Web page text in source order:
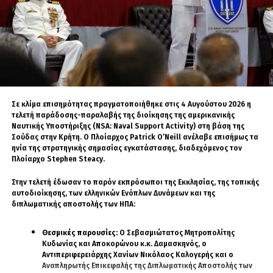
αδυναμία. Θα αξιοποιήσει λοιπόν η Τουρκία
αυτή την αμυντική αδυναμία της Ευρώπης
ώστε μέσω της δικής της παρουσίας να γίνει
ένα είδος ηγέτη όλου αυτού του συστήματος
που λέγεται Ευρωπαϊκή Άμυνα.
σθεναρή αντίσταση, διότι η Τουρκία, που
ετοιμάζεται να γίνει μέρος της Ευρωπαϊκής
Άμυνας, αυτήν τη στιγμή προβάλλει απειλή
πολέμου εψηφισμένη από την Τουρκική
Εθνοσυνέλευση, casus belli, έναντι χώρας
μέλους της Ευρωπαϊκής Ένωσης, της Ελλάδος.
Ταυτόχρονα κατέχει παράνομα το ένα τρίτο
του εδάφους ενός κράτους επίσης μέλους της
Αν οι ευρωπαϊκές χώρες προχωρήσουν στην
αποδοχή της τουρκικής συμμετοχής θα έχουν
Σε κλίμα επισημότητας πραγματοποιήθηκε στις 4 Αυγούστου 2026 η
τελετή παράδοσης-παραλαβής της διοίκησης της αμερικανικής
Ναυτικής Υποστήριξης (NSA: Naval Support Activity) στη βάση της
Σούδας στην Κρήτη. Ο Πλοίαρχος Patrick O’Neill ανέλαβε επισήμως τα
ηνία της στρατηγικής σημασίας εγκατάστασης, διαδεχόμενος τον
Πλοίαρχο Stephen Steacy.
Στην τελετή έδωσαν το παρόν εκπρόσωποι της Εκκλησίας, της τοπικής
αυτοδιοίκησης, των ελληνικών Ενόπλων Δυνάμεων και της
διπλωματικής αποστολής των ΗΠΑ:
Θεσμικές παρουσίες:Ο Σεβασμιώτατος Μητροπολίτης
Κυδωνίας και Αποκορώνου κ.κ. Δαμασκηνός, ο
Αντιπεριφερειάρχης Χανίων Νικόλαος Καλογερής και ο
Αναπληρωτής Επικεφαλής της Διπλωματικής Αποστολής των